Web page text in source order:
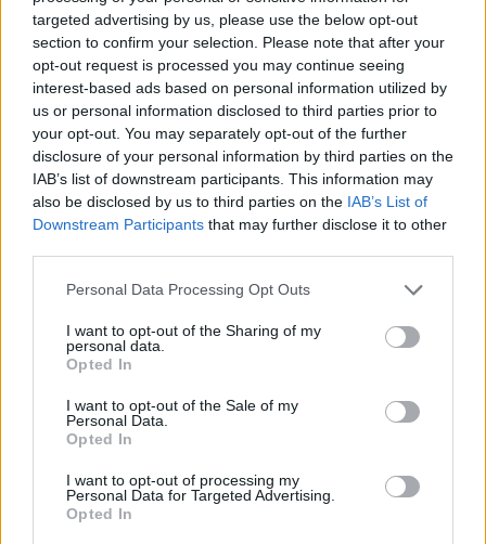
targeted advertising by us, please use the below opt-out
section to confirm your selection. Please note that after your
opt-out request is processed you may continue seeing
interest-based ads based on personal information utilized by
us or personal information disclosed to third parties prior to
your opt-out. You may separately opt-out of the further
disclosure of your personal information by third parties on the
IAB’s list of downstream participants. This information may
also be disclosed by us to third parties on the IAB’s List of
Downstream Participants that may further disclose it to other
Personal Data Processing Opt Outs
I want to opt-out of the Sharing of my
personal data.
Opted In
I want to opt-out of the Sale of my
Personal Data.
Opted In
I want to opt-out of processing my
Personal Data for Targeted Advertising.
Opted In
Todo transcurría según lo estipulado para todo partido
en el que losHawksjuegan como visitante. Tras la
finalización del mismo, con triunfo para los de Georgia, y
la posterior vuelta a la calma en los vestuarios, la
plantilla abandonó el recinto en el autobús del equipo
cuando alguien se dio cuenta de que...¡faltabaJeff
Finalmente la situación se subsanó rápidamente,
aunque lo más curioso de todo fue ver al base
tranquilamente
compañeros con una pizza bajo el brazo
. Cosa de
estrellas.